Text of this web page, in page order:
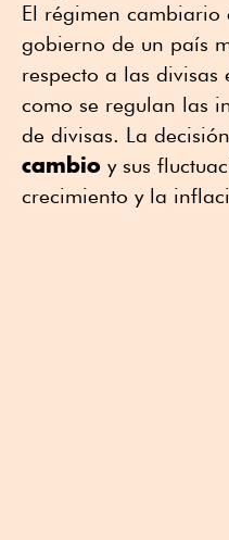
El régimen cambiario
gobierno de un país
respecto a las
como se regulan las
de divisas. La
cambio y sus
crecimiento y la